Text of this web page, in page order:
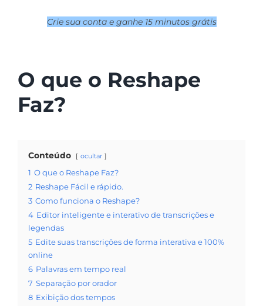
Crie sua conta e ganhe 15 minutos grátis
O que o Reshape
Faz?
Conteúdo ocultar
1 O que o Reshape Faz?
2 Reshape Fácil e rápido.
3 Como funciona o Reshape?
4 Editor inteligente e interativo de transcrições e
legendas
5 Edite suas transcrições de forma interativa e 100%
online
6 Palavras em tempo real
7 Separação por orador
8 Exibição dos tempos